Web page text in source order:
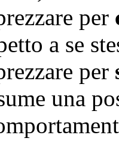
per
a se
per
una